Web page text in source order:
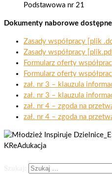
Podstawowa nr 21
Dokumenty naborowe
Zasady współpracy [plik
Zasady współpracy
Formularz oferty
Formularz oferty
zał. nr 3 – klauzula
zał. nr 3 – klauzula
zał. nr 4 – zgoda na
zał. nr 4 – zgoda na